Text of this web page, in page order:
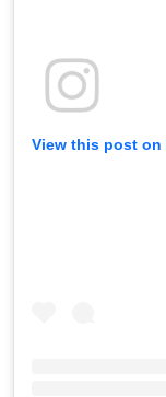
View this post on